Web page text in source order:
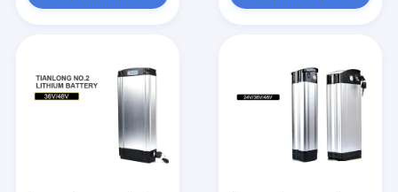
Προϊόντα
Σχετικά με εμάς